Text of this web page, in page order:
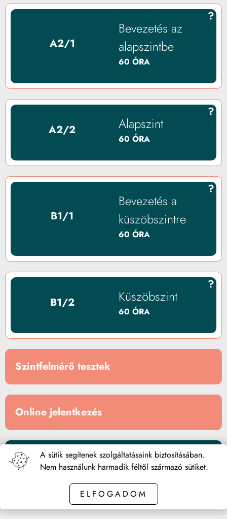
A2/1
Bevezetés az
alapszintbe
60 ÓRA
?
A2/2 Alapszint
60 ÓRA
?
B1/1
Bevezetés a
küszöbszintre
60 ÓRA
?
B1/2 Küszöbszint
60 ÓRA
?
Szintfelmérő tesztek
Online jelentkezés
Vizsgák és Vizsgafelkészítő
A sütik segítenek szolgáltatásaink biztosításában.
Nem használunk harmadik féltől származó sütiket.
ELFOGADOM